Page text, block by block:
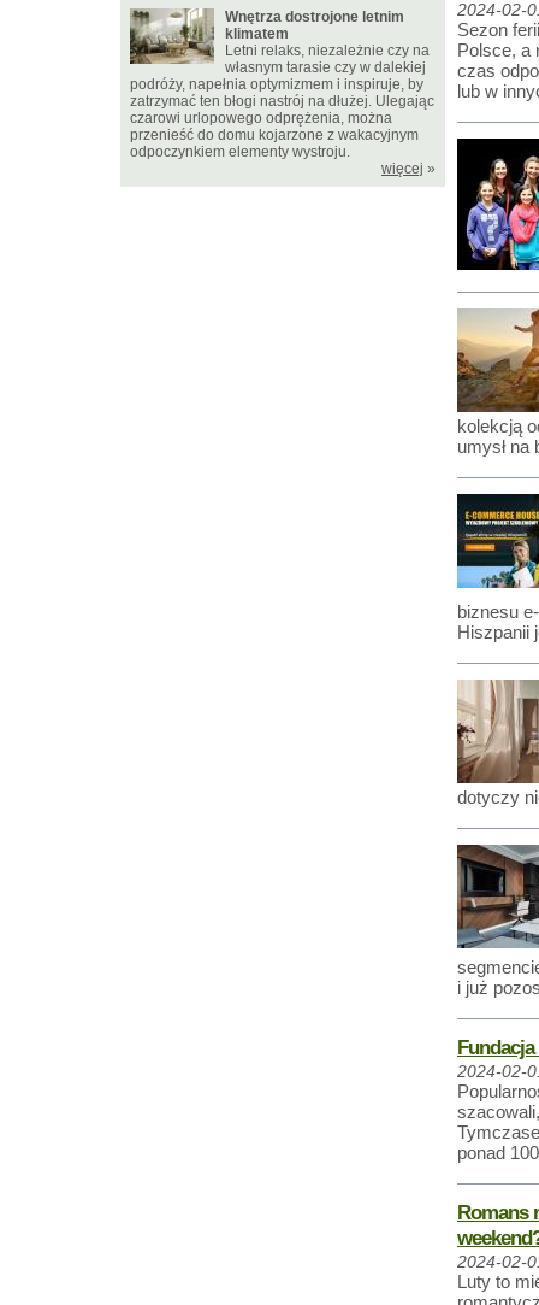
2024-02-
Sezon
Polsce, a
czas
lub w
kolekcją
umysł na
biznesu
Hiszpanii
dotyczy
i już
2024-02-
ponad
Romans
2024-02-
Luty to
Wnętrza dostrojone letnim
klimatem
Letni relaks, niezależnie czy na
własnym tarasie czy w dalekiej
podróży, napełnia optymizmem i inspiruje, by
zatrzymać ten błogi nastrój na dłużej. Ulegając
czarowi urlopowego odprężenia, można
przenieść do domu kojarzone z wakacyjnym
odpoczynkiem elementy wystroju.
więcej »